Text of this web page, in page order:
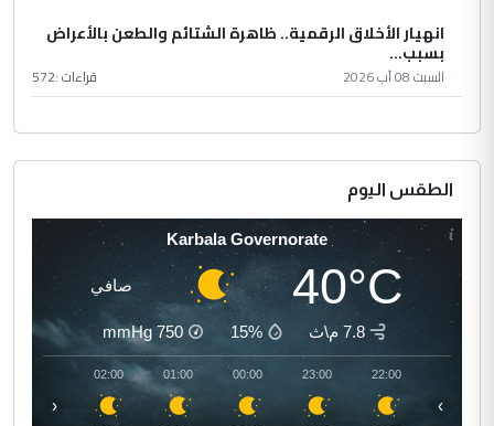
انهيار الأخلاق الرقمية.. ظاهرة الشتائم والطعن بالأعراض
بسبب...
السبت 08 آب 2026 قراءات :572
الطقس اليوم
Karbala Governorate
40°C صافي
7.8 م\ث 15%
750
mmHg
22:00
23:00
00:00
01:00
02:00
‹ ›